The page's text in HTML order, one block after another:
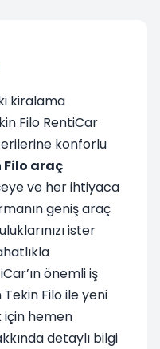
kiralama
Filo RentiCar
konforlu
Filo araç
ve her ihtiyaca
geniş araç
ister
önemli iş
Filo ile yeni
hemen
detaylı bilgi